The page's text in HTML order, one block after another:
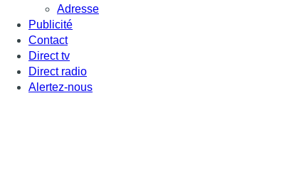
Adresse
Publicité
Contact
Direct tv
Direct radio
Alertez-nous